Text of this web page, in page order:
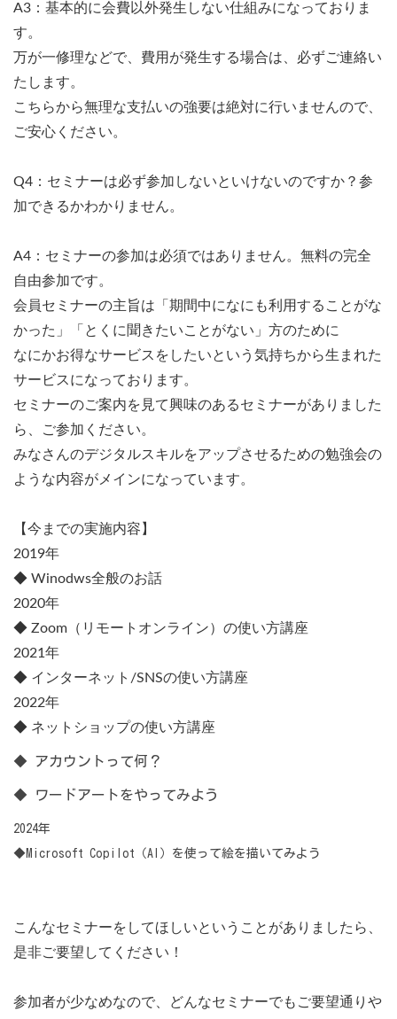
A3：基本的に会費以外発生しない仕組みになっておりま
す。
万が一修理などで、費用が発生する場合は、必ずご連絡い
たします。
こちらから無理な支払いの強要は絶対に行いませんので、
ご安心ください。
Q4：セミナーは必ず参加しないといけないのですか？参
加できるかわかりません。
A4：セミナーの参加は必須ではありません。無料の完全
自由参加です。
会員セミナーの主旨は「期間中になにも利用することがな
かった」「とくに聞きたいことがない」方のために
なにかお得なサービスをしたいという気持ちから生まれた
サービスになっております。
セミナーのご案内を見て興味のあるセミナーがありました
ら、ご参加ください。
みなさんのデジタルスキルをアップさせるための勉強会の
ような内容がメインになっています。
【今までの実施内容】
2019年
◆ Winodws全般のお話
2020年
◆ Zoom（リモートオンライン）の使い方講座
2021年
◆ インターネット/SNSの使い方講座
2022年
◆ ネットショップの使い方講座
◆ アカウントって何？
◆ ワードアートをやってみよう
2024年
◆Microsoft Copilot（AI）を使って絵を描いてみよう
こんなセミナーをしてほしいということがありましたら、
是非ご要望してください！
参加者が少なめなので、どんなセミナーでもご要望通りや